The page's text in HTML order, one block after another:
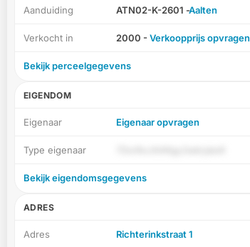
Aanduiding ATN02-K-2601 -Aalten
Verkocht in 2000 - Verkoopprijs opvragen
Bekijk perceelgegevens
EIGENDOM
Eigenaar Eigenaar opvragen
Type eigenaar
Bekijk eigendomsgegevens
ADRES
Adres Richterinkstraat 1